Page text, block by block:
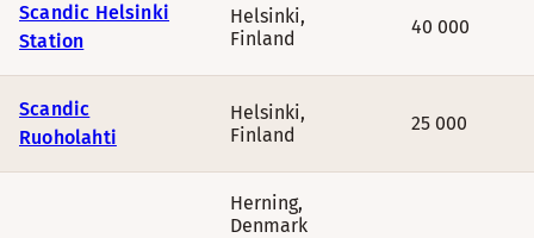
Scandic Helsinki
Station
Helsinki,
Finland
40 000
Scandic
Ruoholahti
Helsinki,
Finland
25 000
Herning,
Denmark